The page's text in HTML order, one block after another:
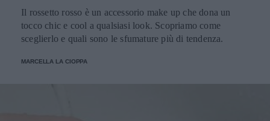
Il rossetto rosso è un accessorio make up che dona un
tocco chic e cool a qualsiasi look. Scopriamo come
sceglierlo e quali sono le sfumature più di tendenza.
MARCELLA LA CIOPPA